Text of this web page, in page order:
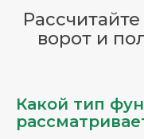
ворот и
Какой тип